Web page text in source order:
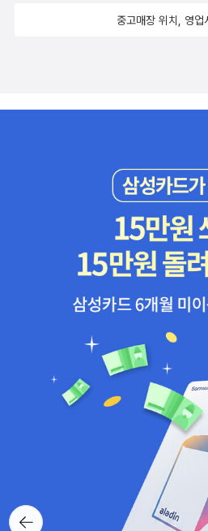
뒤로가
기
중고매장 위치, 영업